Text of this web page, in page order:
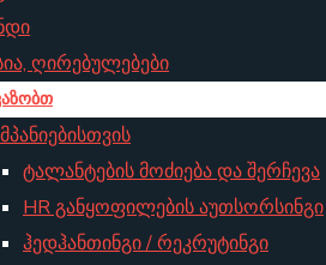
ღირებულებები
ტალანტების მოძიება და შერჩევა
HR განყოფილების აუთსორსინგი
ჰედჰანთინგი / რეკრუტინგი